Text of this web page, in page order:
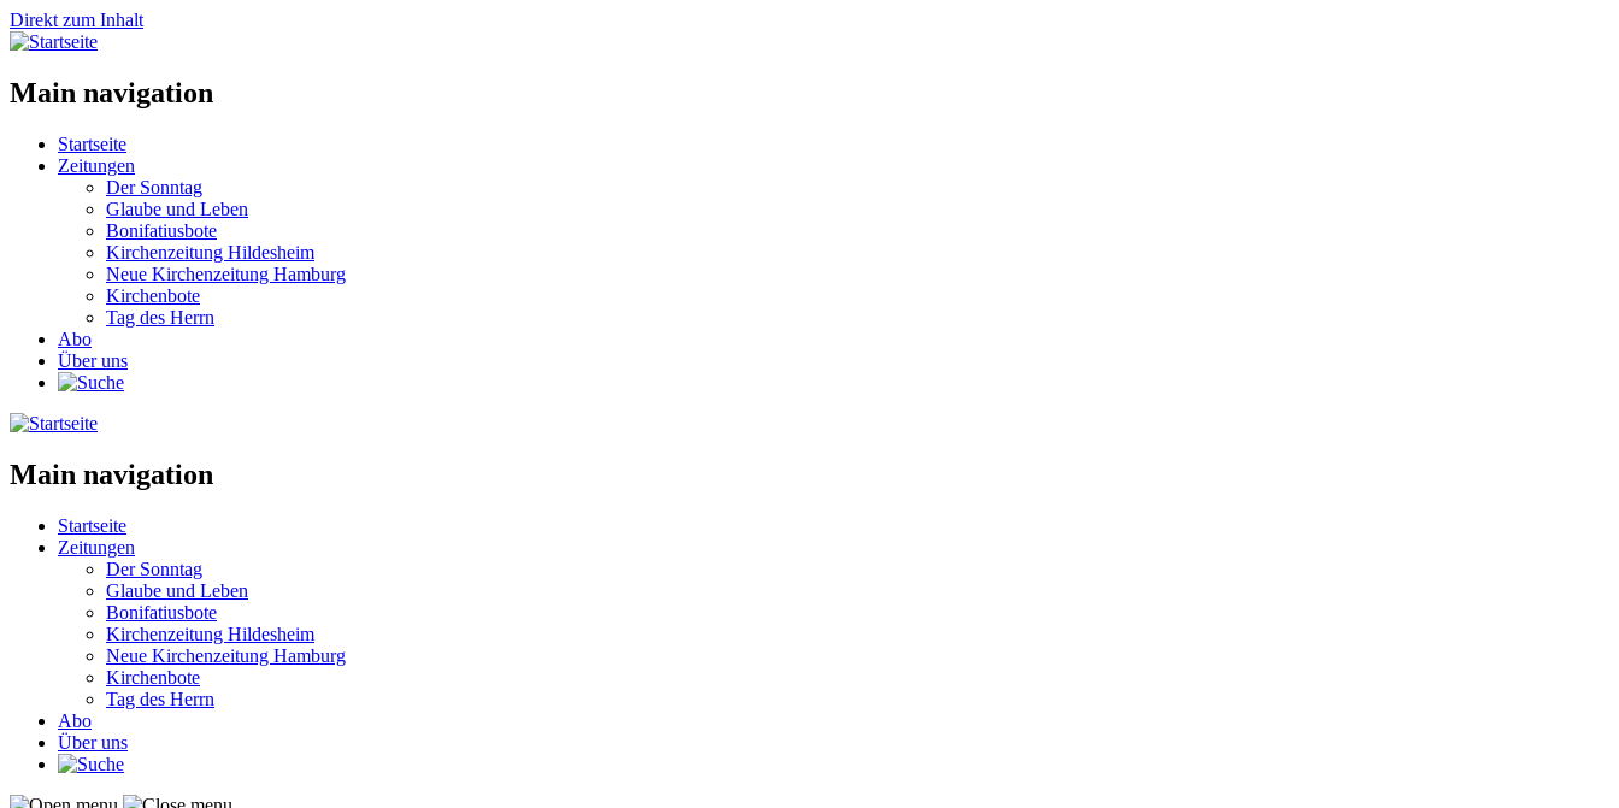
Direkt zum Inhalt
Main navigation
Startseite
Zeitungen
Der Sonntag
Glaube und Leben
Bonifatiusbote
Kirchenzeitung Hildesheim
Neue Kirchenzeitung Hamburg
Kirchenbote
Tag des Herrn
Abo
Über uns
Main navigation
Startseite
Zeitungen
Der Sonntag
Glaube und Leben
Bonifatiusbote
Kirchenzeitung Hildesheim
Neue Kirchenzeitung Hamburg
Kirchenbote
Tag des Herrn
Abo
Über uns